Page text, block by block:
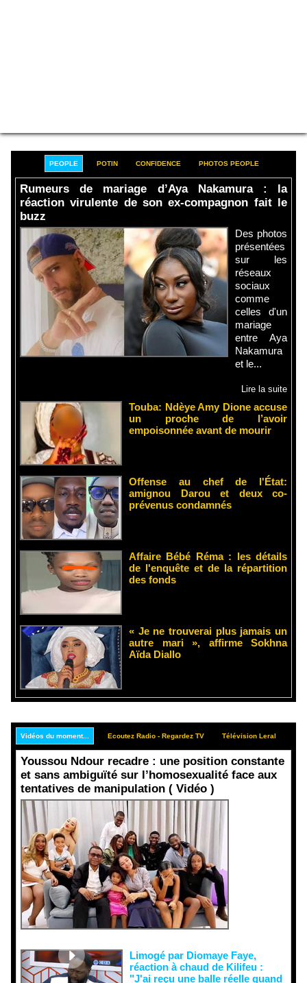
PEOPLE POTIN CONFIDENCE PHOTOS PEOPLE
Rumeurs de mariage d’Aya Nakamura : la
réaction virulente de son ex-compagnon fait le
buzz
Des photos
présentées
sur les
réseaux
sociaux
comme
celles d'un
mariage
entre Aya
Nakamura
et le...
Lire la suite
Touba: Ndèye Amy Dione accuse
un proche de l’avoir
empoisonnée avant de mourir
Offense au chef de l'État:
amignou Darou et deux co-
prévenus condamnés
Affaire Bébé Réma : les détails
de l'enquête et de la répartition
des fonds
« Je ne trouverai plus jamais un
autre mari », affirme Sokhna
Aïda Diallo
Vidéos du moment... Ecoutez Radio - Regardez TV Télévision Leral
Youssou Ndour recadre : une position constante
et sans ambiguïté sur l’homosexualité face aux
tentatives de manipulation ( Vidéo )
Limogé par Diomaye Faye,
réaction à chaud de Kilifeu :
"J'ai reçu une balle réelle quand